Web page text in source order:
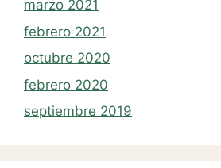
marzo 2021
febrero 2021
octubre 2020
febrero 2020
septiembre 2019